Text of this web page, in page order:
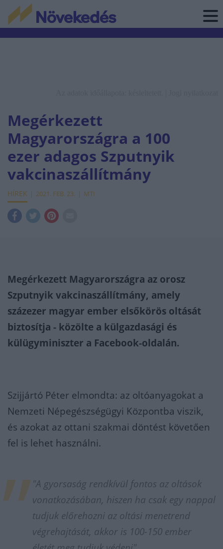
Megérkezett
Magyarországra a 100
ezer adagos Szputnyik
vakcinaszállítmány
HÍREK 2021. FEB. 23. MTI
Megérkezett Magyarországra az orosz
Szputnyik vakcinaszállítmány, amely
százezer magyar ember elsőkörös oltását
biztosítja - közölte a külgazdasági és
külügyminiszter a Facebook-oldalán.
Szijjártó Péter elmondta: az oltóanyagokat a
Nemzeti Népegészségügyi Központba viszik,
és azokat az ottani szakmai döntést követően
fel is lehet használni.
"A gyorsaság rendkívül fontos az oltások
vonatkozásában, hiszen ha csak egy nappal
tudjuk előrehozni az oltási menetrend
végrehajtását, akkor is 100-150 ember